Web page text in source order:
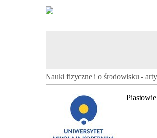
Nauki fizyczne i o środowisku -